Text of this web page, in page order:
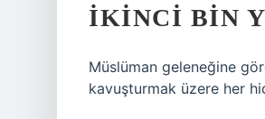
İKINCI BIN
Müslüman geleneğine
kavuşturmak üzere her